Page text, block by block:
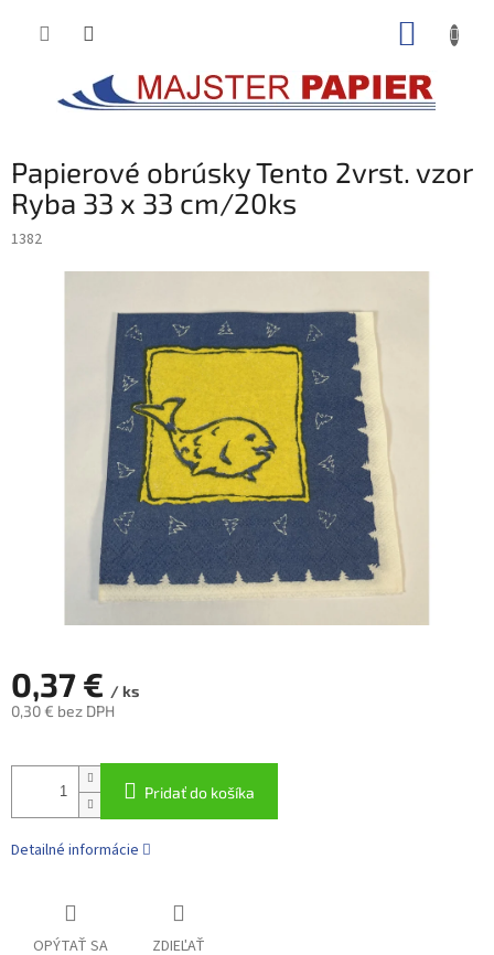
Papierové obrúsky Tento 2vrst. vzor
Ryba 33 x 33 cm/20ks
1382
0,37 € / ks
0,30 € bez DPH
cena:
Pridať do košíka
Detailné informácie
OPÝTAŤ SA ZDIEĽAŤ